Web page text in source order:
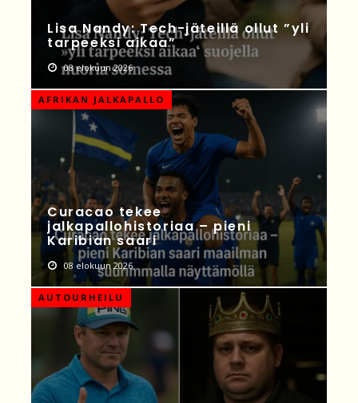
Lisa Nandy: Tech-jäteillä ollut ”yli
tarpeeksi aikaa”
08 elokuun 2026
AFRIKAN JALKAPALLO
Curacao tekee
jalkapallohistoriaa – pieni
Karibian saari
08 elokuun 2026
AUTOURHEILU